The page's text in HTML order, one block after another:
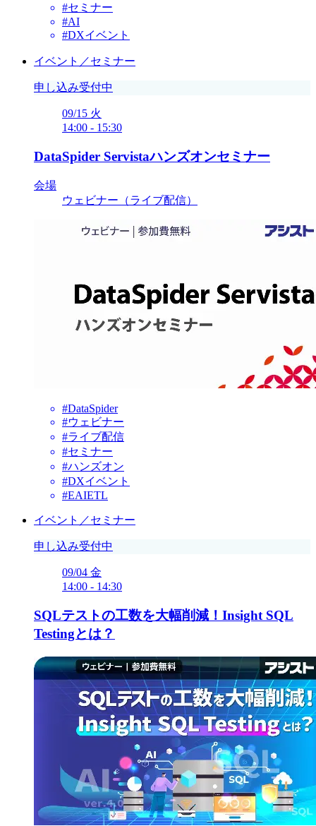
#セミナー
#AI
#DXイベント
イベント／セミナー
申し込み受付中
09/15 火
14:00 - 15:30
DataSpider Servistaハンズオンセミナー
会場
ウェビナー（ライブ配信）
#DataSpider
#ウェビナー
#ライブ配信
#セミナー
#ハンズオン
#DXイベント
#EAIETL
イベント／セミナー
申し込み受付中
09/04 金
14:00 - 14:30
SQLテストの工数を大幅削減！Insight SQL
Testingとは？